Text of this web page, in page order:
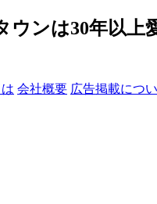
ウンは30年以上
会社概要 広告掲載につ